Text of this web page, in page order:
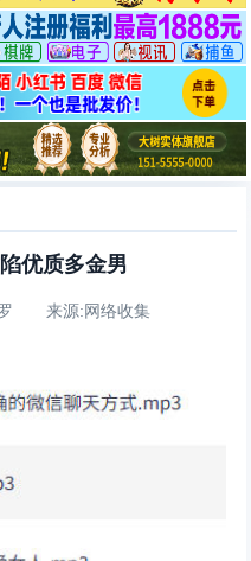
优质多金男
来源:网络收集